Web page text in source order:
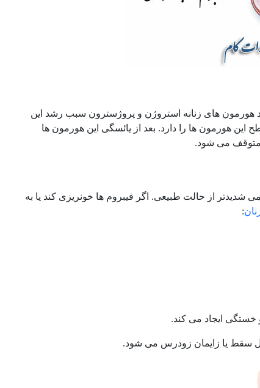
های زنانه استروژن و پروژسترون سبب رشد این
این هورمون ها را دارد. بعد از یائسگی این هورمون ها
متوقف می شود.
شدیدتر از حالت طبیعی. اگر فیبروم ها خونریزی کند یا به
:
ایجاد می کند.
سقط یا زایمان زودرس می شود.